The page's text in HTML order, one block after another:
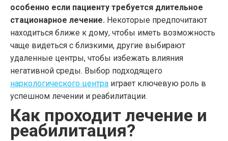
особенно если пациенту требуется длительное
стационарное лечение. Некоторые предпочитают
находиться ближе к дому, чтобы иметь возможность
чаще видеться с близкими, другие выбирают
удаленные центры, чтобы избежать влияния
негативной среды. Выбор подходящего
наркологического центра играет ключевую роль в
успешном лечении и реабилитации.
Как проходит лечение и
реабилитация?